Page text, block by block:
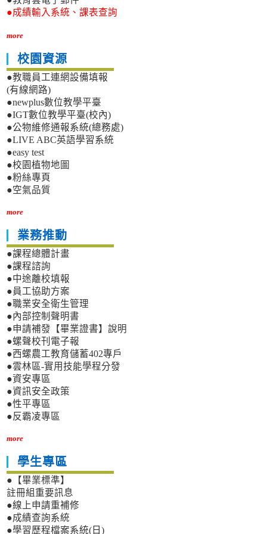
●成績輸入系統、課表查詢
more
校園資源
●教職員工連網設備填報
(有線網路)
●newplus數位教學平臺
●IGT數位教學平臺(校內)
●公物維修通報系統(總務處)
●LIVE ABC英語學習系統
●easy test
●校園植物地圖
●粉絲專頁
●空氣品質
more
業務推動
●課程總體計畫
●課程諮詢
●中途離校填報
●員工協助方案
●職業安全衛生管理
●內部控制聲明書
●申請補發【畢業證書】說明
●螺聲校刊電子報
●西螺農工教育儲蓄402專戶
●雲林區-實用技能學程分發
●資安專區
●資訊安全政策
●性平專區
●反霸凌專區
more
學生專區
●【畢業標準】
註冊組重要訊息
●線上申請重補修
●成績查詢系統
●學習歷程檔案系統(日)